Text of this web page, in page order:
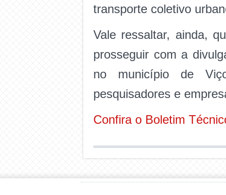
transporte coletivo
Vale ressaltar, ainda,
prosseguir com a
no município de
pesquisadores e
Confira o Boletim